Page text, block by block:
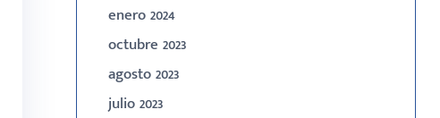
enero 2024
octubre 2023
agosto 2023
julio 2023